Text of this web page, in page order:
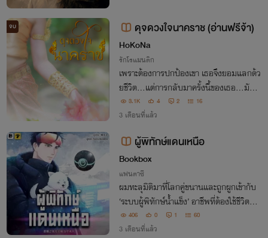
จบ ดุจดวงใจนาคราช (อ่านฟรีจ้า)
HoKoNa
รักโรแมนติก
เพราะต้องการปกป้องเขา เธอจึงยอมแลกด้ว
ยชีวิต…แต่การกลับมาครั้งนี้ของเธอ…มันคื
อความหวังเดียวที่เขาจะไม่ยอมสูญเสียเธอไ
ปอีก
3.1K 4 2 16
3 เดือนที่แล้ว
ผู้พิทักษ์แดนเหนือ
Bookbox
แฟนตาซี
ผมทะลุมิติมาที่โลกคู่ขนานและถูกผูกเข้ากับ
‘ระบบผู้พิทักษ์น้ำแข็ง’ อาชีพที่ต้องใช้ชีวิตอยู่ใ
นสถานีวิจัยแถบขั้วโลกเหนือ ถึงที่นี่จะหนาวเ
หน็บและอันตราย แต่ผมจะไม่ยอมต่ายง่าย ๆ
406 0 1 60
3 เดือนที่แล้ว